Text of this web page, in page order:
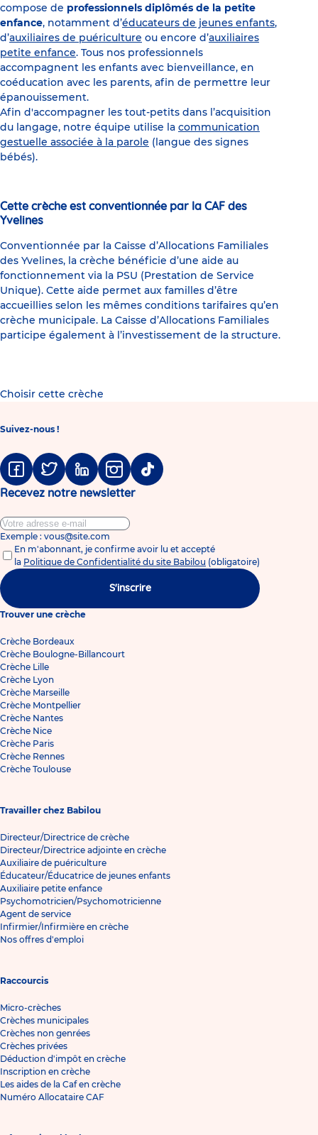
compose de professionnels diplômés de la petite
enfance, notamment d’éducateurs de jeunes enfants,
d’auxiliaires de puériculture ou encore d’auxiliaires
petite enfance. Tous nos professionnels
accompagnent les enfants avec bienveillance, en
coéducation avec les parents, afin de permettre leur
épanouissement.
Afin d'accompagner les tout-petits dans l’acquisition
du langage, notre équipe utilise la communication
gestuelle associée à la parole (langue des signes
bébés).
Cette crèche est conventionnée par la CAF des
Yvelines
Conventionnée par la Caisse d’Allocations Familiales
des Yvelines, la crèche bénéficie d’une aide au
fonctionnement via la PSU (Prestation de Service
Unique). Cette aide permet aux familles d’être
accueillies selon les mêmes conditions tarifaires qu’en
crèche municipale. La Caisse d’Allocations Familiales
participe également à l’investissement de la structure.
Choisir cette crèche
Suivez-nous !
FacebookTwitter LinkedinInstagramTiktok
Recevez notre newsletter
Exemple : vous@site.com
En m'abonnant, je confirme avoir lu et accepté
la Politique de Confidentialité du site Babilou (obligatoire)
S'inscrire
Trouver une crèche
Crèche Bordeaux
Crèche Boulogne-Billancourt
Crèche Lille
Crèche Lyon
Crèche Marseille
Crèche Montpellier
Crèche Nantes
Crèche Nice
Crèche Paris
Crèche Rennes
Crèche Toulouse
Travailler chez Babilou
Directeur/Directrice de crèche
Directeur/Directrice adjointe en crèche
Auxiliaire de puériculture
Éducateur/Éducatrice de jeunes enfants
Auxiliaire petite enfance
Psychomotricien/Psychomotricienne
Agent de service
Infirmier/Infirmière en crèche
Nos offres d'emploi
Raccourcis
Micro-crèches
Crèches municipales
Crèches non genrées
Crèches privées
Déduction d'impôt en crèche
Inscription en crèche
Les aides de la Caf en crèche
Numéro Allocataire CAF